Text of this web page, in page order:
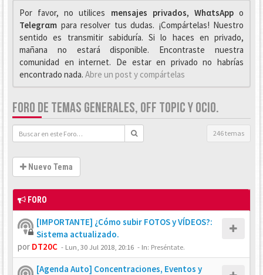
Por favor, no utilices mensajes privados, WhαtsAppo
Telegrαm para resolver tus dudas. ¡Compártelas! Nuestro
sentido es transmitir sabiduría. Si lo haces en privado,
mañana no estará disponible. Encontraste nuestra
comunidad en internet. De estar en privado no habrías
encontrado nada. Abre un post y compártelas
FORO DE TEMAS GENERALES, OFF TOPIC Y OCIO.
246 temas
Nuevo Tema
FORO
[IMPORTANTE] ¿Cómo subir FOTOS y VÍDEOS?:
Sistema actualizado.
por DT20C - Lun, 30 Jul 2018, 20:16 - In: Preséntate.
[Agenda Auto] Concentraciones, Eventos y